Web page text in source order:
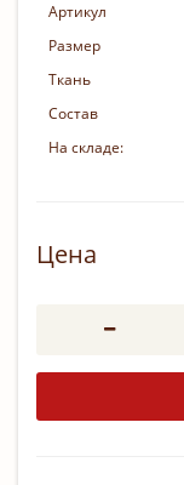
Артикул
Размер
Ткань
Состав
На складе:
Цена